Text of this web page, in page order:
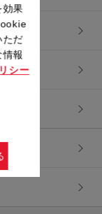
果
ただ
情報
シー